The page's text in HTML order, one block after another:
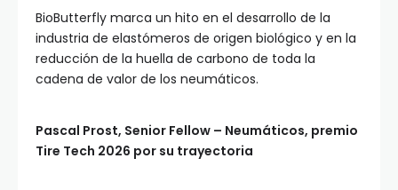
BioButterfly marca un hito en el desarrollo de la
industria de elastómeros de origen biológico y en la
reducción de la huella de carbono de toda la
cadena de valor de los neumáticos.
Pascal Prost, Senior Fellow – Neumáticos, premio
Tire Tech 2026 por su trayectoria